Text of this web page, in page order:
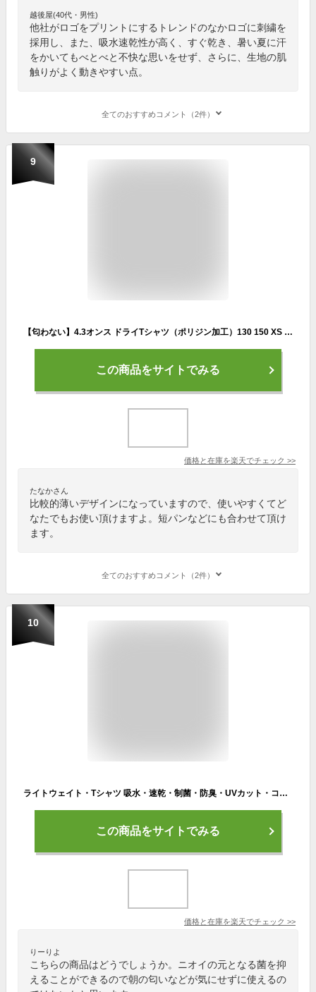
越後屋(40代・男性)
他社がロゴをプリントにするトレンドのなかロゴに刺繍を
採用し、また、吸水速乾性が高く、すぐ乾き、暑い夏に汗
をかいてもべとべと不快な思いをせず、さらに、生地の肌
触りがよく動きやすい点。
全てのおすすめコメント（2件）
9
【匂わない】4.3オンス ドライTシャツ（ポリジン加工）130 150 XS S M L XL 2XL 3XL 4XL ライフマックス LIFEMAX メンズ レディース 薄手 ポリジン加工 Tシャツ Tシャツ Tシャツ 半袖 スポーツ ドライ メッシュ 通気 速乾 抗菌 防臭 部活 バレー サッカー ランニング 陸上
この商品をサイトでみる
価格と在庫を楽天でチェック >>
たなかさん
比較的薄いデザインになっていますので、使いやすくてど
なたでもお使い頂けますよ。短パンなどにも合わせて頂け
ます。
全てのおすすめコメント（2件）
10
ライトウェイト・Tシャツ 吸水・速乾・制菌・防臭・UVカット・コットンライク・接触冷感 メンズ レディース キャンプや公園・ジム・登山・ウォーキング・スポーツ・アウトドアで使える薄手シャツ/インナー あす楽
この商品をサイトでみる
価格と在庫を楽天でチェック >>
りーりよ
こちらの商品はどうでしょうか。ニオイの元となる菌を抑
えることができるので朝の匂いなどが気にせずに使えるの